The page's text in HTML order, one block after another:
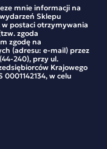
i
w sklepie
mnie informacji na
Sklepu
postaci otrzymywania
zgoda
zgodę na
(adresu: e-mail) przez
240), przy ul.
Krajowego
w celu